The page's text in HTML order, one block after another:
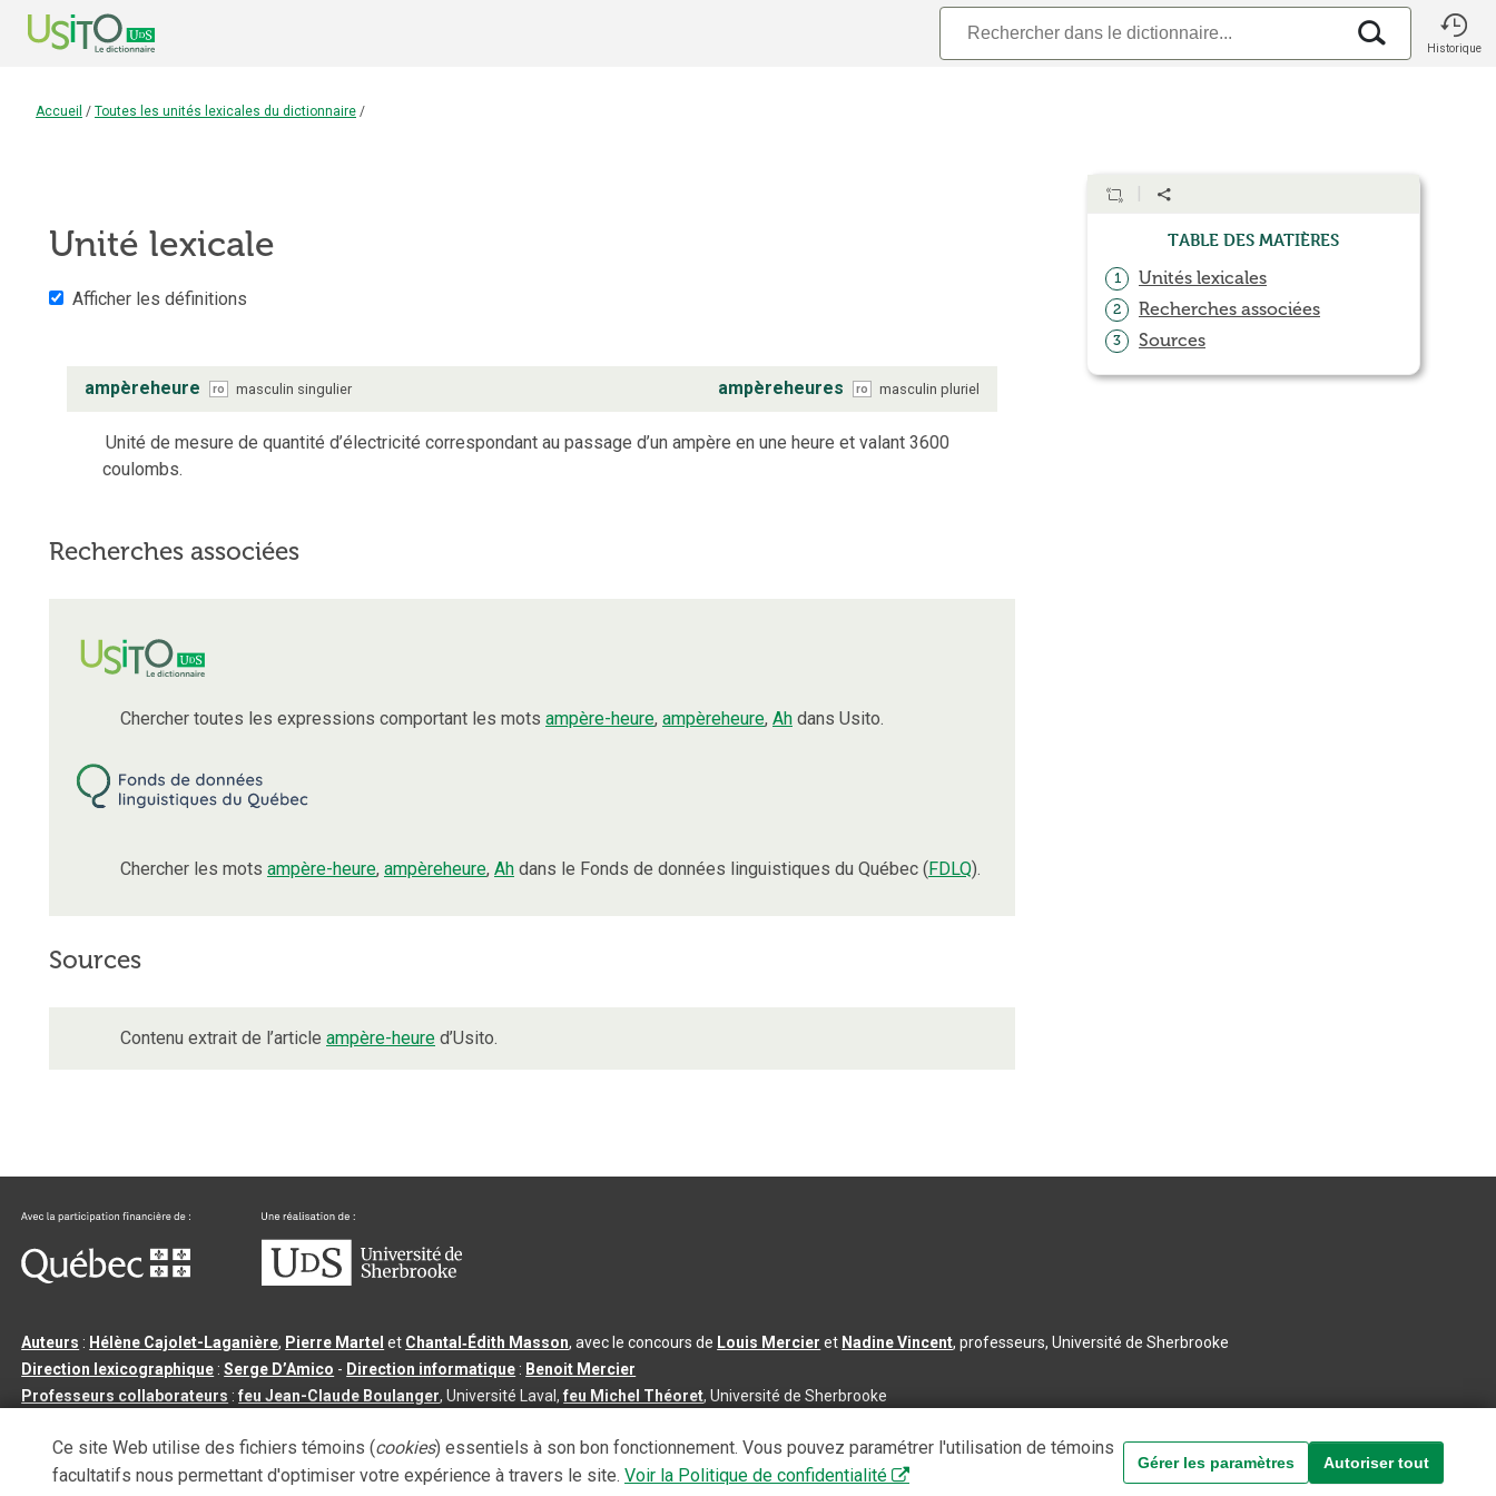
Historique
Accueil / Toutes les unités lexicales du dictionnaire /
Unité lexicale
Afficher les définitions
ampèreheure ro masculin singulier ampèreheures ro masculin pluriel
Unité de mesure de quantité d’électricité correspondant au passage d’un ampère en une heure et valant 3600
coulombs.
Recherches associées
Chercher toutes les expressions comportant les mots ampère-heure, ampèreheure, Ah dans Usito.
Chercher les mots ampère-heure, ampèreheure, Ah dans le Fonds de données linguistiques du Québec (FDLQ).
Sources
Contenu extrait de l’article ampère-heure d’Usito.
Table des matières
1 Unités lexicales
2 Recherches associées
3 Sources
Auteurs : Hélène Cajolet-Laganière, Pierre Martel et Chantal‑Édith Masson, avec le concours de Louis Mercier et Nadine Vincent, professeurs, Université de Sherbrooke
Direction lexicographique :Serge D’Amico - Direction informatique : Benoit Mercier
Professeurs collaborateurs :feu Jean-Claude Boulanger, Université Laval,feu Michel Théoret, Université de Sherbrooke
Tous droits réservés©Université de Sherbrooke |3.2.2- Dernière mise à jour du contenu :2026-08-03
Ce site Web utilise des fichiers témoins (cookies) essentiels à son bon fonctionnement. Vous pouvez paramétrer l'utilisation de témoins
facultatifs nous permettant d'optimiser votre expérience à travers le site. Voir la Politique de confidentialité
Gérer les paramètres Autoriser tout